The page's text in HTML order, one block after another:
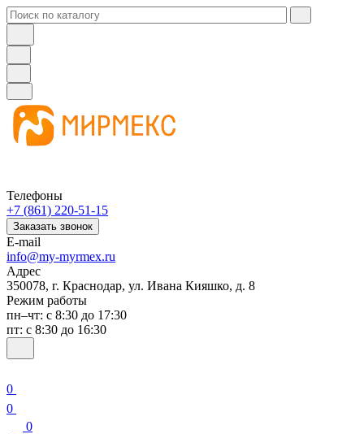
Телефоны
+7 (861) 220-51-15
Заказать звонок
E-mail
info@my-myrmex.ru
Адрес
350078, г. Краснодар, ул. Ивана Кияшко, д. 8
Режим работы
пн–чт: с 8:30 до 17:30
пт: с 8:30 до 16:30
0
0
0